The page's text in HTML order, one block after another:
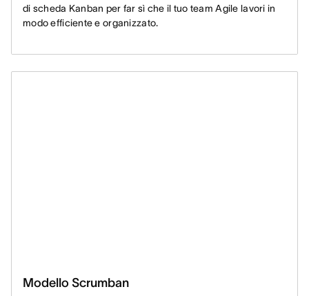
di scheda Kanban per far sì che il tuo team Agile lavori in
modo efficiente e organizzato.
Modello Scrumban